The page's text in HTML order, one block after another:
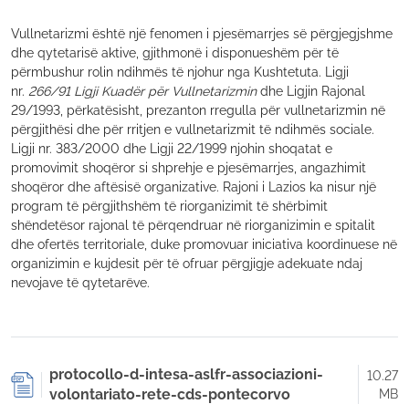
Vullnetarizmi është një fenomen i pjesëmarrjes së përgjegjshme
dhe qytetarisë aktive, gjithmonë i disponueshëm për të
përmbushur rolin ndihmës të njohur nga Kushtetuta. Ligji
nr. 266/91 Ligji Kuadër për Vullnetarizmindhe Ligjin Rajonal
29/1993, përkatësisht, prezanton rregulla për vullnetarizmin në
përgjithësi dhe për rritjen e vullnetarizmit të ndihmës sociale.
Ligji nr. 383/2000 dhe Ligji 22/1999 njohin shoqatat e
promovimit shoqëror si shprehje e pjesëmarrjes, angazhimit
shoqëror dhe aftësisë organizative. Rajoni i Lazios ka nisur një
program të përgjithshëm të riorganizimit të shërbimit
shëndetësor rajonal të përqendruar në riorganizimin e spitalit
dhe ofertës territoriale, duke promovuar iniciativa koordinuese në
organizimin e kujdesit për të ofruar përgjigje adekuate ndaj
nevojave të qytetarëve.
protocollo-d-intesa-aslfr-associazioni-
volontariato-rete-cds-pontecorvo
10.27
MB